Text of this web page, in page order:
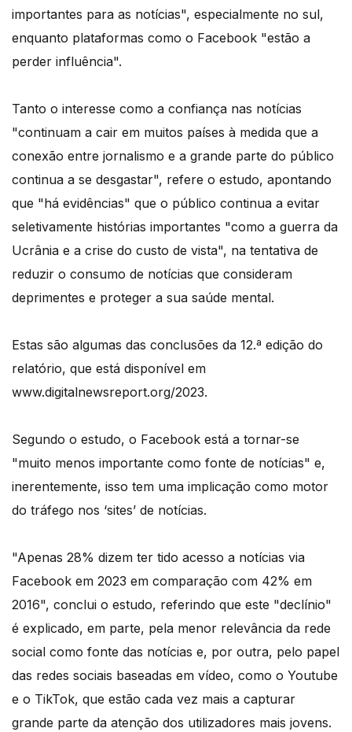
importantes para as notícias", especialmente no sul,
enquanto plataformas como o Facebook "estão a
perder influência".
Tanto o interesse como a confiança nas notícias
"continuam a cair em muitos países à medida que a
conexão entre jornalismo e a grande parte do público
continua a se desgastar", refere o estudo, apontando
que "há evidências" que o público continua a evitar
seletivamente histórias importantes "como a guerra da
Ucrânia e a crise do custo de vista", na tentativa de
reduzir o consumo de notícias que consideram
deprimentes e proteger a sua saúde mental.
Estas são algumas das conclusões da 12.ª edição do
relatório, que está disponível em
www.digitalnewsreport.org/2023.
Segundo o estudo, o Facebook está a tornar-se
"muito menos importante como fonte de notícias" e,
inerentemente, isso tem uma implicação como motor
do tráfego nos ‘sites’ de notícias.
"Apenas 28% dizem ter tido acesso a notícias via
Facebook em 2023 em comparação com 42% em
2016", conclui o estudo, referindo que este "declínio"
é explicado, em parte, pela menor relevância da rede
social como fonte das notícias e, por outra, pelo papel
das redes sociais baseadas em vídeo, como o Youtube
e o TikTok, que estão cada vez mais a capturar
grande parte da atenção dos utilizadores mais jovens.